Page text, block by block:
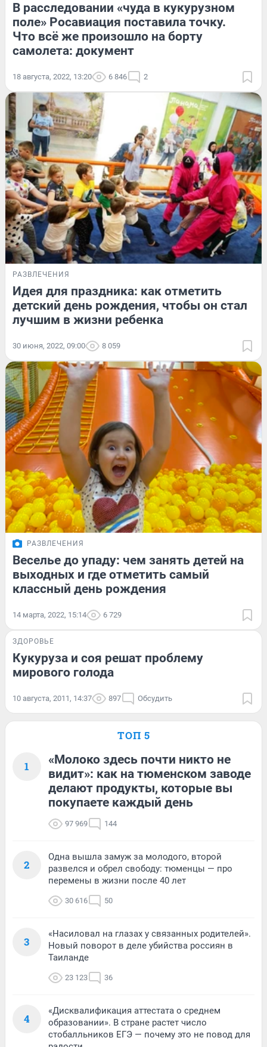
В расследовании «чуда в кукурузном
поле» Росавиация поставила точку.
Что всё же произошло на борту
самолета: документ
18 августа, 2022, 13:20 6 846 2
РАЗВЛЕЧЕНИЯ
Идея для праздника: как отметить
детский день рождения, чтобы он стал
лучшим в жизни ребенка
30 июня, 2022, 09:00 8 059
РАЗВЛЕЧЕНИЯ
Веселье до упаду: чем занять детей на
выходных и где отметить самый
классный день рождения
14 марта, 2022, 15:14 6 729
ЗДОРОВЬЕ
Кукуруза и соя решат проблему
мирового голода
10 августа, 2011, 14:37 897 Обсудить
ТОП 5
1
«Молоко здесь почти никто не
видит»: как на тюменском заводе
делают продукты, которые вы
покупаете каждый день
97 969 144
2
Одна вышла замуж за молодого, второй
развелся и обрел свободу: тюменцы — про
перемены в жизни после 40 лет
30 616 50
3
«Насиловал на глазах у связанных родителей».
Новый поворот в деле убийства россиян в
Таиланде
23 123 36
4
«Дисквалификация аттестата о среднем
образовании». В стране растет число
стобалльников ЕГЭ — почему это не повод для